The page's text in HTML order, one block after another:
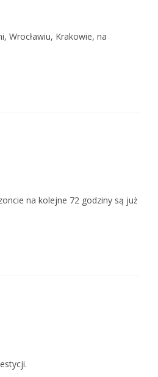
Wrocławiu, Krakowie, na
na kolejne 72 godziny są już